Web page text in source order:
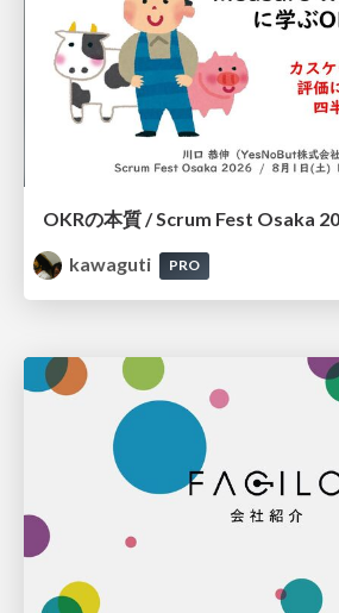
OKRの本質 / Scrum Fest Osaka
kawaguti
PRO